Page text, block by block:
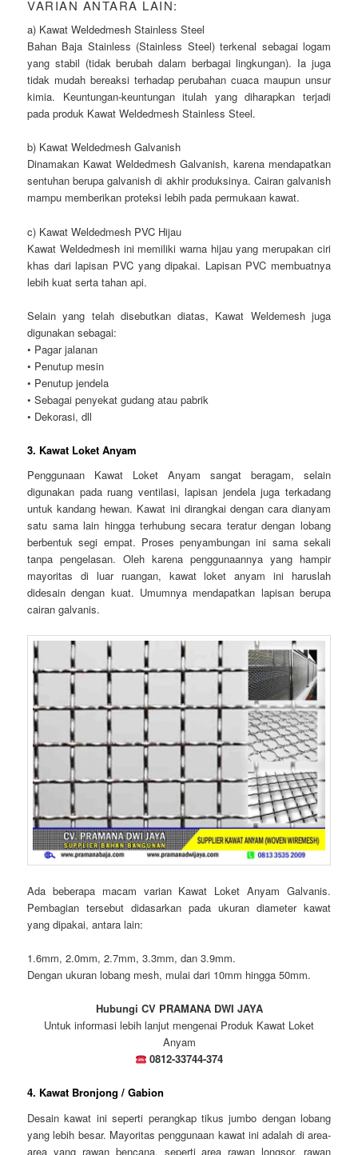
VARIAN ANTARA LAIN:
a) Kawat Weldedmesh Stainless Steel
Bahan Baja Stainless (Stainless Steel) terkenal sebagai logam
yang stabil (tidak berubah dalam berbagai lingkungan). Ia juga
tidak mudah bereaksi terhadap perubahan cuaca maupun unsur
kimia. Keuntungan-keuntungan itulah yang diharapkan terjadi
pada produk Kawat Weldedmesh Stainless Steel.
b) Kawat Weldedmesh Galvanish
Dinamakan Kawat Weldedmesh Galvanish, karena mendapatkan
sentuhan berupa galvanish di akhir produksinya. Cairan galvanish
mampu memberikan proteksi lebih pada permukaan kawat.
c) Kawat Weldedmesh PVC Hijau
Kawat Weldedmesh ini memiliki warna hijau yang merupakan ciri
khas dari lapisan PVC yang dipakai. Lapisan PVC membuatnya
lebih kuat serta tahan api.
Selain yang telah disebutkan diatas, Kawat Weldemesh juga
digunakan sebagai:
• Pagar jalanan
• Penutup mesin
• Penutup jendela
• Sebagai penyekat gudang atau pabrik
• Dekorasi, dll
3. Kawat Loket Anyam
Penggunaan Kawat Loket Anyam sangat beragam, selain
digunakan pada ruang ventilasi, lapisan jendela juga terkadang
untuk kandang hewan. Kawat ini dirangkai dengan cara dianyam
satu sama lain hingga terhubung secara teratur dengan lobang
berbentuk segi empat. Proses penyambungan ini sama sekali
tanpa pengelasan. Oleh karena penggunaannya yang hampir
mayoritas di luar ruangan, kawat loket anyam ini haruslah
didesain dengan kuat. Umumnya mendapatkan lapisan berupa
cairan galvanis.
Ada beberapa macam varian Kawat Loket Anyam Galvanis.
Pembagian tersebut didasarkan pada ukuran diameter kawat
yang dipakai, antara lain:
1.6mm, 2.0mm, 2.7mm, 3.3mm, dan 3.9mm.
Dengan ukuran lobang mesh, mulai dari 10mm hingga 50mm.
Hubungi CV PRAMANA DWI JAYA
Untuk informasi lebih lanjut mengenai Produk Kawat Loket
Anyam
0812-33744-374
4. Kawat Bronjong / Gabion
Desain kawat ini seperti perangkap tikus jumbo dengan lobang
yang lebih besar. Mayoritas penggunaan kawat ini adalah di area-
area yang rawan bencana, seperti area rawan longsor, rawan